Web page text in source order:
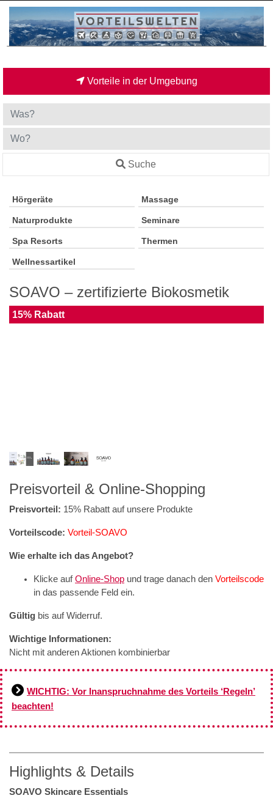
Vorteile in der Umgebung
Suche
Hörgeräte Massage
Naturprodukte Seminare
Spa Resorts Thermen
Wellnessartikel
SOAVO – zertifizierte Biokosmetik
15% Rabatt
Preisvorteil & Online-Shopping
Preisvorteil: 15% Rabatt auf unsere Produkte
Vorteilscode: Vorteil-SOAVO
Wie erhalte ich das Angebot?
Klicke aufOnline-Shop und trage danach den Vorteilscode
in das passende Feld ein.
Gültig bis auf Widerruf.
Wichtige Informationen:
Nicht mit anderen Aktionen kombinierbar
WICHTIG: Vor Inanspruchnahme des Vorteils ‘Regeln’
beachten!
Highlights & Details
SOAVO Skincare Essentials